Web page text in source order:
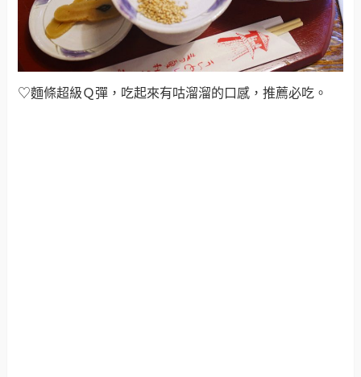
♡麵條超級Ｑ彈，吃起來有咕溜溜的口感，推薦必吃。